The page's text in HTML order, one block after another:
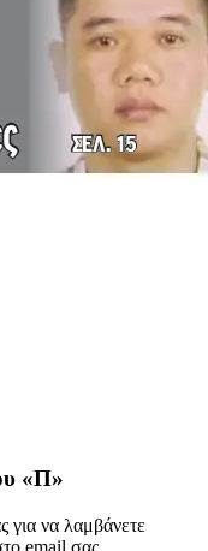
«Π»
για να λαμβάνετε
email σας.